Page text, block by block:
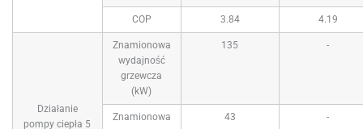
COP 3.84 4.19
Działanie
pompy ciepła 5
Znamionowa
wydajność
grzewcza
(kW)
135 -
Znamionowa
43 -